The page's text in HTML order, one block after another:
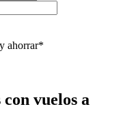
ahorrar*
vuelos a